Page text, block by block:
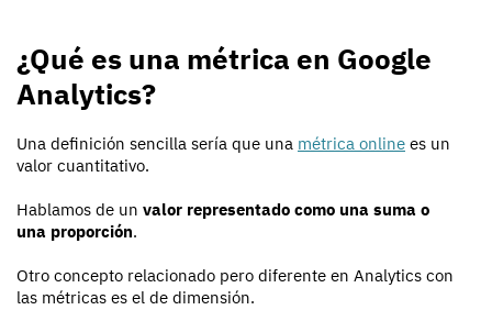
¿Qué es una métrica en Google
Analytics?
Una definición sencilla sería que una métrica online es un
valor cuantitativo.
Hablamos de un valor representado como una suma o
una proporción.
Otro concepto relacionado pero diferente en Analytics con
las métricas es el de dimensión.